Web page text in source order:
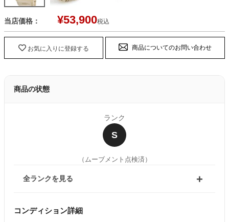
当店価格： ¥53,900税込
お気に入りに登録する 商品についてのお問い合わせ
商品の状態
ランク
S
（ムーブメント点検済）
全ランクを見る
コンディション詳細